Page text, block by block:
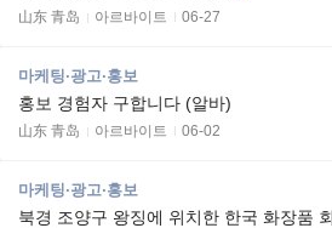
山东 青岛 아르바이트 06-27
마케팅·광고·홍보
홍보 경험자 구합니다 (알바)
山东 青岛 아르바이트 06-02
마케팅·광고·홍보
북경 조양구 왕징에 위치한 한국 화장품